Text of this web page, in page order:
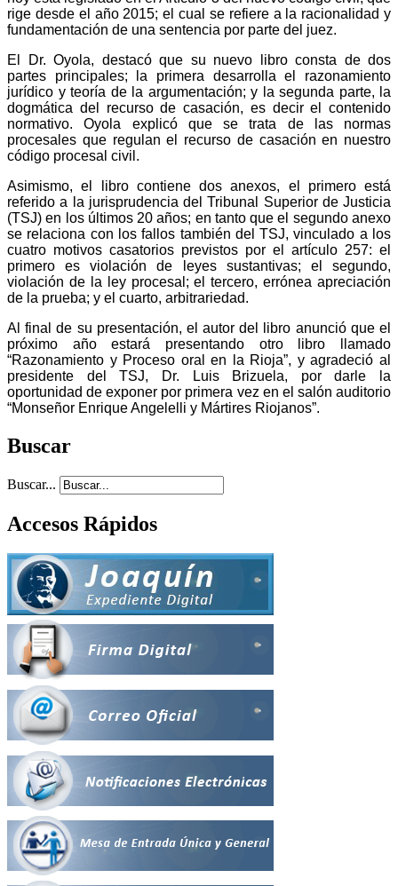
rige desde el año 2015; el cual se refiere a la racionalidad y
fundamentación de una sentencia por parte del juez.
El Dr. Oyola, destacó que su nuevo libro consta de dos
partes principales; la primera desarrolla el razonamiento
jurídico y teoría de la argumentación; y la segunda parte, la
dogmática del recurso de casación, es decir el contenido
normativo. Oyola explicó que se trata de las normas
procesales que regulan el recurso de casación en nuestro
código procesal civil.
Asimismo, el libro contiene dos anexos, el primero está
referido a la jurisprudencia del Tribunal Superior de Justicia
(TSJ) en los últimos 20 años; en tanto que el segundo anexo
se relaciona con los fallos también del TSJ, vinculado a los
cuatro motivos casatorios previstos por el artículo 257: el
primero es violación de leyes sustantivas; el segundo,
violación de la ley procesal; el tercero, errónea apreciación
de la prueba; y el cuarto, arbitrariedad.
Al final de su presentación, el autor del libro anunció que el
próximo año estará presentando otro libro llamado
“Razonamiento y Proceso oral en la Rioja”, y agradeció al
presidente del TSJ, Dr. Luis Brizuela, por darle la
oportunidad de exponer por primera vez en el salón auditorio
“Monseñor Enrique Angelelli y Mártires Riojanos”.
Buscar
Buscar...
Accesos Rápidos